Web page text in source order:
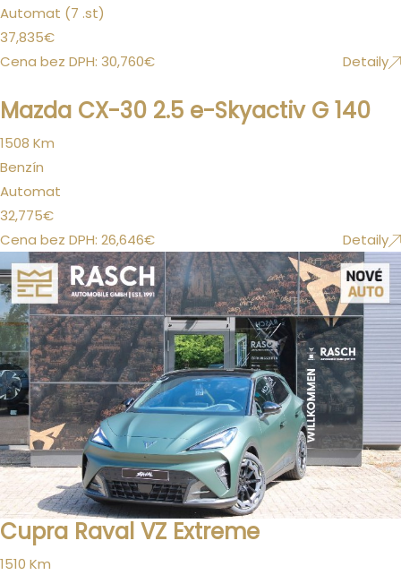
Automat (7 .st)
37,835€
Cena bez DPH: 30,760€ Detaily
Mazda CX-30 2.5 e-Skyactiv G 140
1508 Km
Benzín
Automat
32,775€
Cena bez DPH: 26,646€ Detaily
Cupra Raval VZ Extreme
1510 Km